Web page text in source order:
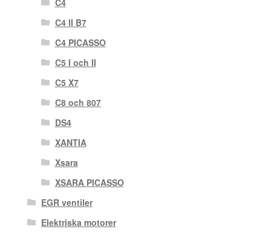
C4 II B7
C4 PICASSO
C5 I och II
C5 X7
C8 och 807
DS4
XANTIA
Xsara
XSARA PICASSO
EGR ventiler
Elektriska motorer